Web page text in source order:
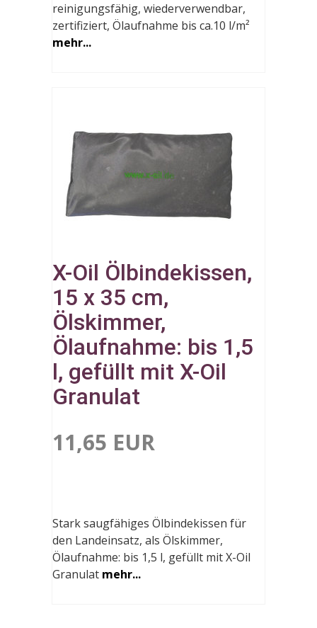
reinigungsfähig, wiederverwendbar,
zertifiziert, Ölaufnahme bis ca.10 l/m²
mehr...
X-Oil Ölbindekissen,
15 x 35 cm,
Ölskimmer,
Ölaufnahme: bis 1,5
l, gefüllt mit X-Oil
Granulat
11,65 EUR
Stark saugfähiges Ölbindekissen für
den Landeinsatz, als Ölskimmer,
Ölaufnahme: bis 1,5 l, gefüllt mit X-Oil
Granulat mehr...